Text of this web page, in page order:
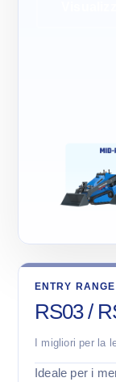
ENTRY RANGE
RS03 /
I migliori per la
Ideale per i